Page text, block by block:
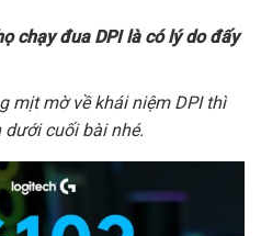
chạy đua DPI là có lý do đấy
mịt mờ về khái niệm DPI thì
cuối bài nhé.